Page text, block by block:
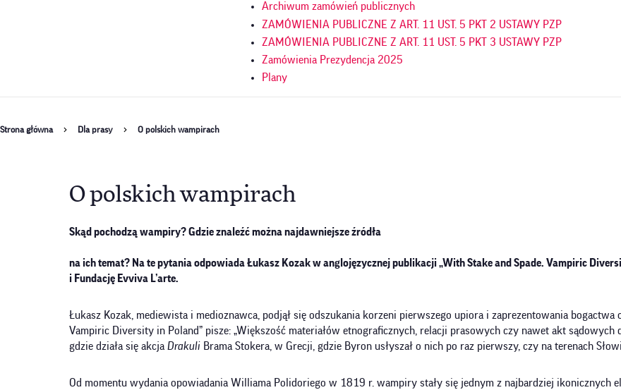
Archiwum zamówień publicznych
ZAMÓWIENIA PUBLICZNE Z ART. 11 UST. 5 PKT 2 USTAWY PZP
ZAMÓWIENIA PUBLICZNE Z ART. 11 UST. 5 PKT 3 USTAWY PZP
Zamówienia Prezydencja 2025
Plany
Ścieżka
Strona główna Dla prasy O polskich wampirach
O polskich wampirach
Skąd pochodzą wampiry? Gdzie znaleźć można najdawniejsze źródła
na ich temat? Na te pytania odpowiada Łukasz Kozak w anglojęzycznej publikacji „With Stake and Spade. Vampiric
i Fundację Evviva L’arte.
Łukasz Kozak, mediewista i medioznawca, podjął się odszukania korzeni pierwszego upiora i zaprezentowania bogactwa
Vampiric Diversity in Poland” pisze: „Większość materiałów etnograficznych, relacji prasowych czy nawet akt
gdzie działa się akcja Drakuli Brama Stokera, w Grecji, gdzie Byron usłyszał o nich po raz pierwszy, czy na terenach
Od momentu wydania opowiadania Williama Polidoriego w 1819 r. wampiry stały się jednym z najbardziej ikonicznych